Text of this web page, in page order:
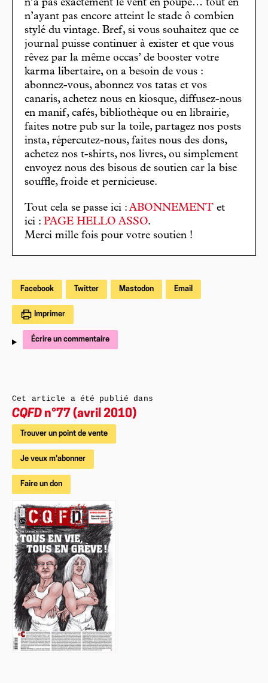
n’a pas exactement le vent en poupe… tout en
n’ayant pas encore atteint le stade ô combien
stylé du vintage. Bref, si vous souhaitez que ce
journal puisse continuer à exister et que vous
rêvez par la même occas’ de booster votre
karma libertaire, on a besoin de vous :
abonnez-vous, abonnez vos tatas et vos
canaris, achetez nous en kiosque, diffusez-nous
en manif, cafés, bibliothèque ou en librairie,
faites notre pub sur la toile, partagez nos posts
insta, répercutez-nous, faites nous des dons,
achetez nos t-shirts, nos livres, ou simplement
envoyez nous des bisous de soutien car la bise
souffle, froide et pernicieuse.
Tout cela se passe ici : ABONNEMENT et
ici : PAGE HELLO ASSO.
Merci mille fois pour votre soutien !
Facebook Twitter Mastodon Email
Imprimer
Écrire un commentaire
Cet article a été publié dans
CQFD n°77 (avril 2010)
Trouver un point de vente
Je veux m'abonner
Faire un don